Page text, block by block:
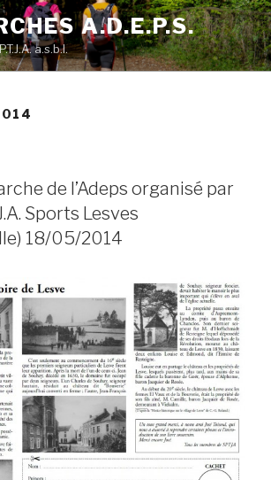
A.D.E.P.S.
a.s.b.l.
de l’Adeps organisé par
Sports Lesves
18/05/2014